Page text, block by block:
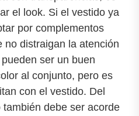
el look. Si el vestido ya
por complementos
no distraigan la atención
ser un buen
al conjunto, pero es
con el vestido. Del
debe ser acorde